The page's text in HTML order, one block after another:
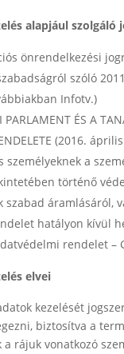
alapjául szolgáló
önrendelkezési
szóló
Infotv.)
PARLAMENT ÉS A
(2016.
személyeknek a
történő
szabad áramlásáról,
hatályon kívül
rendelet –
elvei
kezelését
biztosítva a
a rájuk vonatkozó